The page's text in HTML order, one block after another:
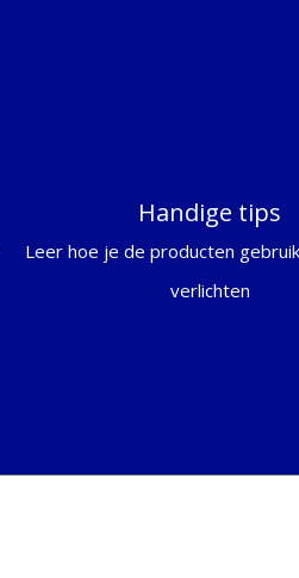
Handige tips
Leer hoe je de producten
verlichten